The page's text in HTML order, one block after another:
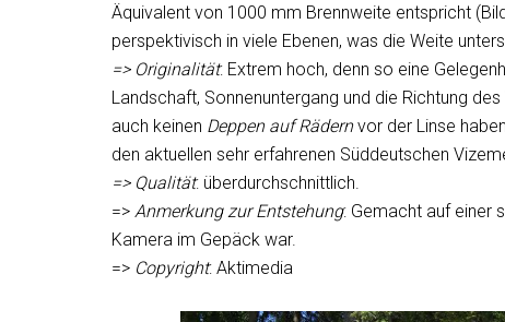
Äquivalent von 1000 mm Brennweite entspricht
perspektivisch in viele Ebenen, was die Weite
=> Originalität: Extrem hoch, denn so eine
Landschaft, Sonnenuntergang und die Richtung
auch keinen Deppen auf Rädernvor der Linse
den aktuellen sehr erfahrenen Süddeutschen
=> Qualität: überdurchschnittlich.
=> Anmerkung zur Entstehung: Gemacht auf einer
Kamera im Gepäck war.
=> Copyright: Aktimedia